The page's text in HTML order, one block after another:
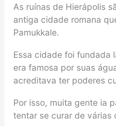
As ruínas de Hierápolis
antiga cidade romana
Pamukkale.
Essa cidade foi fundada
era famosa por suas
acreditava ter poderes
Por isso, muita gente ia
tentar se curar de várias